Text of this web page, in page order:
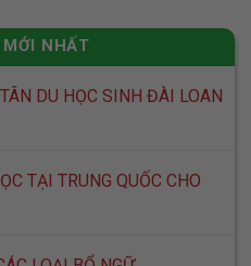
NHẤT
DU HỌC SINH ĐÀI LOAN
TẠI TRUNG QUỐC CHO